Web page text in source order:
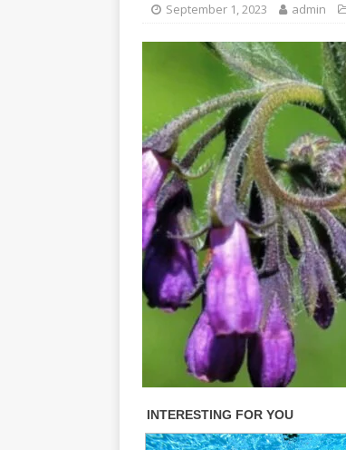
September 1, 2023 admin